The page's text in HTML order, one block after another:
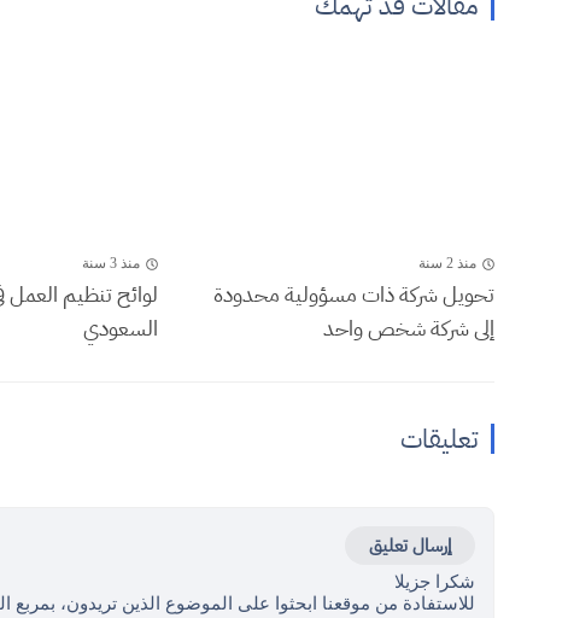
منذ 2 سنة
تحويل شركة ذات مسؤولية محدودة
إلى شركة شخص واحد
منذ 3 سنة
لوائح تنظيم العمل
السعودي
تعليقات
إرسال تعليق
شكرا جزيلا
للاستفادة من موقعنا ابحثوا على الموضوع الذين تريدون،